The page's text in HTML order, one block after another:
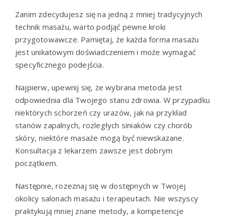
Zanim zdecydujesz się na jedną z mniej tradycyjnych
technik masażu, warto podjąć pewne kroki
przygotowawcze. Pamiętaj, że każda forma masażu
jest unikatowym doświadczeniem i może wymagać
specyficznego podejścia.
Najpierw, upewnij się, że wybrana metoda jest
odpowiednia dla Twojego stanu zdrowia. W przypadku
niektórych schorzeń czy urazów, jak na przykład
stanów zapalnych, rozległych siniaków czy chorób
skóry, niektóre masaże mogą być niewskazane.
Konsultacja z lekarzem zawsze jest dobrym
początkiem.
Następnie, rozeznaj się w dostępnych w Twojej
okolicy salonach masażu i terapeutach. Nie wszyscy
praktykują mniej znane metody, a kompetencje